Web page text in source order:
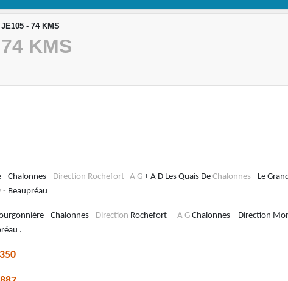
- 74 KMS
KMS
- Chalonnes - Direction Rochefort A G + A D Les Quais De Chalonnes - Le
- Beaupréau
- Chalonnes - Direction Rochefort - A G Chalonnes – Direction
.